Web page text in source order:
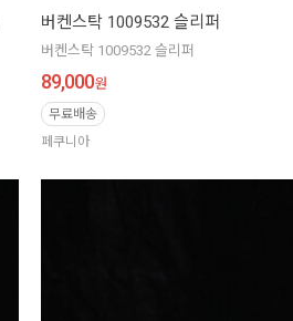
버켄스탁 1009532 슬리퍼
버켄스탁 1009532 슬리퍼
89,000원
무료배송
페쿠니아